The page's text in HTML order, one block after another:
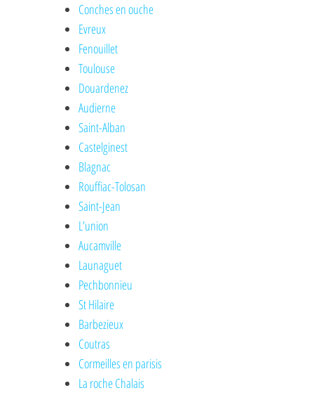
Conches en ouche
Evreux
Fenouillet
Toulouse
Douardenez
Audierne
Saint-Alban
Castelginest
Blagnac
Rouffiac-Tolosan
Saint-Jean
L’union
Aucamville
Launaguet
Pechbonnieu
St Hilaire
Barbezieux
Coutras
Cormeilles en parisis
La roche Chalais